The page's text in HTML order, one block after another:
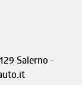
Salerno -